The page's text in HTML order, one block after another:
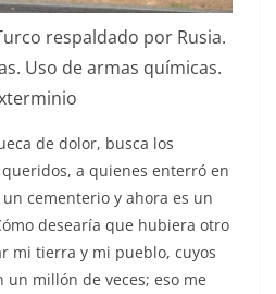
respaldado por Rusia.
Uso de armas químicas.
de dolor, busca los
a quienes enterró en
cementerio y ahora es un
desearía que hubiera otro
mi tierra y mi pueblo, cuyos
un millón de veces; eso me